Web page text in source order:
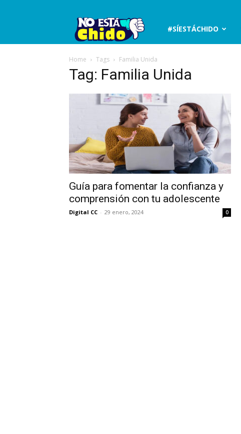
No#SÍESTÁCHIDO
Home Tags Familia Unida
Tag: Familia Unida
Guía para fomentar la confianza y
comprensión con tu adolescente
Digital CC - 29 enero, 2024 0